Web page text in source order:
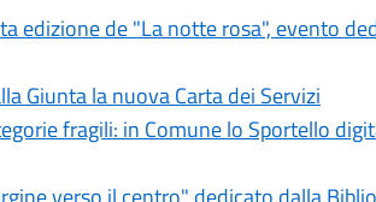
edizione de "La notte rosa", evento
Giunta la nuova Carta dei Servizi
fragili: in Comune lo Sportello